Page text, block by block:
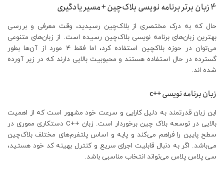
4 زبان برتر برنامه نویسی بلاک‌چین + مسیر یادگیری
حال که به درک مختصری از بلاک‌چین رسیدید، وقت معرفی و بررسی
بهترین زبان‌های برنامه نویسی بلاک‌چین رسیده است. از زبان‌های متنوعی
می‌توان در حوزه بلاکچین استفاده کرد، اما فقط 4 مورد از آن‌ها بطور
گسترده در حال استفاده هستند و محبوبیت بالایی دارند که در زیر آورده
شده اند.
زبان برنامه نویسی ++c
این زبان قدرتمند به دلیل کارایی و سرعت خود مشهور است که از اهمیت
بالایی در توسعه بلاک چین برخوردار است. زبان ++C دستکاری مموری در
سطح پایین را فراهم می‌کند و پایه و اساس پلتفرم‌های مختلف بلاک‌چین
می‌باشد. اگر به دنبال قابلیت اجرای سریع و کنترل بهینه کد خود هستید،
سی پلاس پلاس می‌تواند انتخاب مناسبی باشد.